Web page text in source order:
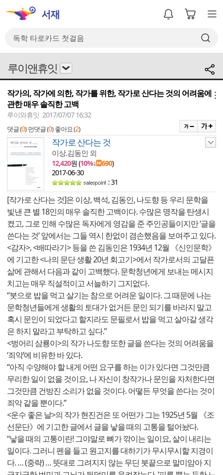
루이앤휴잇
작가의, 작가에 의한, 작가를 위한, 작가로 산다는 것의 어려움에
관한 매우 솔직한 고백
루이와휴잇 2017/07/07 16:32
댓글 (0) 먼댓글 (0) 좋아요 (2)
작가로 산다는 것
이상.김동인 외
12,420원 (10%↓ 690)
2017-06-30
: 31
[작가로 산다는 것]은 이상, 백석, 김동인, 나도향 등 우리 문학을
빛낸 큰 별 18인의 매우 솔직한 고백이다. 수많은 명작을 탄생시
켰고, 그로 인해 수많은 독자에게 영감을 준 주인공들이지만 ‘글을
쓴다는 것’ 앞에서는 그들 역시 한없이 겸손했음을 보여주고 있다.
<감자>, <배따라기> 등을 쓴 김동인은 1934년 12월 《신인문학》
에 기고한 <나의 문단 생활 20년 회고기>에서 작가로서의 고달픈
삶에 관해서 다음과 같이 고백했다. 문학청년에게 보내는 메시지
치고는 매우 직설적이고 서늘하기 그지없다.
“붓으로 밥을 먹고 살기는 참으로 어려운 일이다. 그 때문에 나는
문학청년들에게 생활의 토대가 없거든 문인 되기를 바라지 말고
혹시 문인이 되었다고 할지라도 문필로서 밥을 먹고 살아갈 생각
은 하지 말라고 부탁하고 싶다.”
<벙어리 삼룡이>의 작가 나도향 또한 글을 쓴다는 것의 어려움을
‘죄악’에 비유한 바 있다.
“아직 수양해야 할 내게 어떤 요구를 하는 이가 있다면 그것만큼
무리한 일이 없을 것이요, 나 자신이 창작가나 문인을 자처한다면
그것만큼 건방진 소리가 없을 것이다. 어떻든 무엇을 쓴다는 것이
죄악 같을 뿐이다.”
<운수 좋은 날>의 작가 현진건은 또 어떤가 그는 1925년 5월 《조
선문단》에 기고한 글에서 글을 낳을 때의 고통을 털어놨다.
“낳을 때의 고통이란! 그야말로 뼈가 깎이는 일이요, 살이 내리는
일이다. 그러니 펜을 들고 원고지를 대하기가 무시무시할 지경이
다. … (중략) … 뜻대로 그려지지 않는 무딘 붓끝으로 말미암아 지